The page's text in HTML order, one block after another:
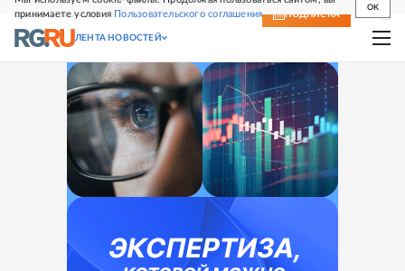
принимаете условия Пользовательского соглашения
OK
СВЕЖИЙ НОМЕР ПОДПИСКА
ЛЕНТА НОВОСТЕЙ